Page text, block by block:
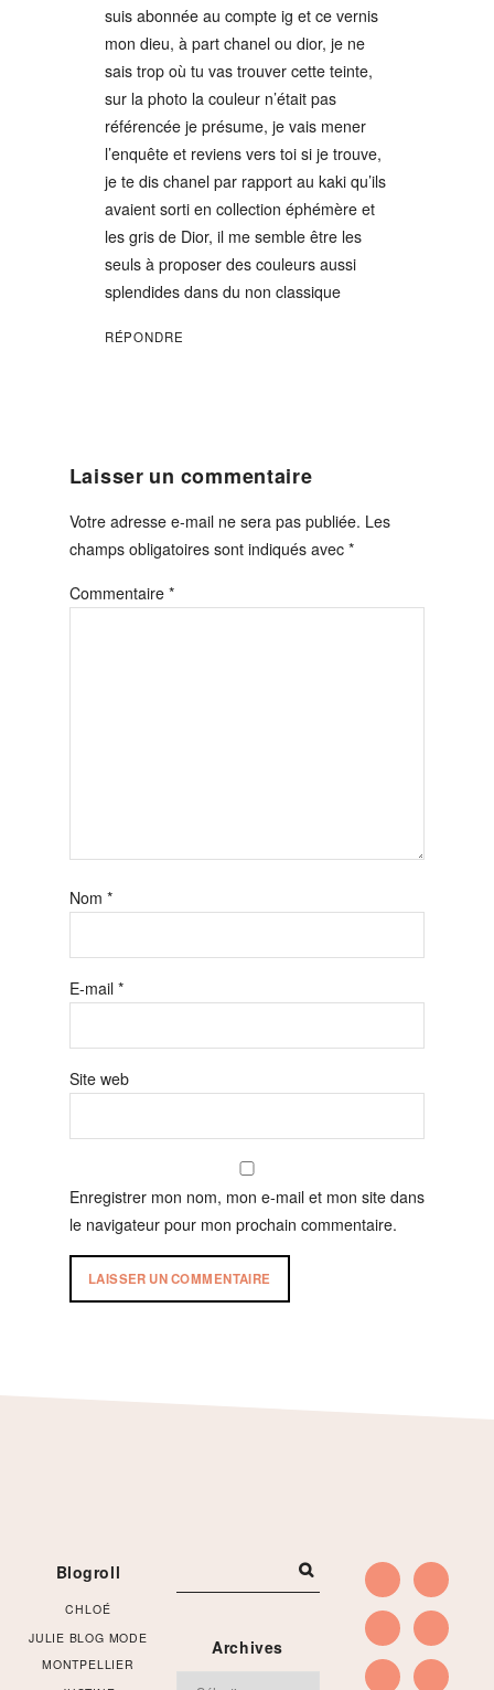
suis abonnée au compte ig et ce vernis
mon dieu, à part chanel ou dior, je ne
sais trop où tu vas trouver cette teinte,
sur la photo la couleur n’était pas
référencée je présume, je vais mener
l’enquête et reviens vers toi si je trouve,
je te dis chanel par rapport au kaki qu’ils
avaient sorti en collection éphémère et
les gris de Dior, il me semble être les
seuls à proposer des couleurs aussi
splendides dans du non classique
RÉPONDRE
Laisser un commentaire
Votre adresse e-mail ne sera pas publiée. Les
champs obligatoires sont indiqués avec *
Commentaire *
Nom *
E-mail *
Site web
Enregistrer mon nom, mon e-mail et mon site dans
le navigateur pour mon prochain commentaire.
Blogroll
CHLOÉ
JULIE BLOG MODE
MONTPELLIER
Archives
Archives